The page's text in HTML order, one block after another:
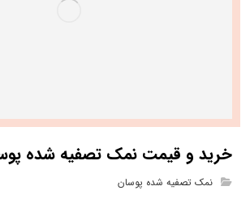
خرید و قیمت نمک تصفیه شده
نمک تصفیه شده پوسان